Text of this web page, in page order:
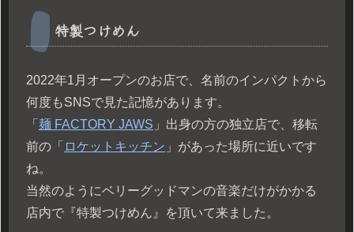
特製つけめん
2022年1月オープンのお店で、名前のインパクトから
何度もSNSで見た記憶があります。
「 麺 FACTORY JAWS 」出身の方の独立店で、移転
前の「 ロケットキッチン 」があった場所に近いです
ね。
当然のようにベリーグッドマンの音楽だけがかかる
店内で『特製つけめん』を頂いて来ました。